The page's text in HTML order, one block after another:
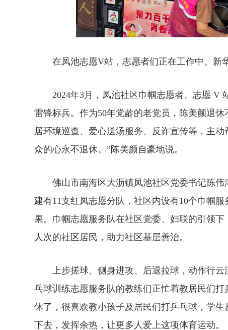
在凤池志愿V站，志愿者们正在工作中。新
2024年3月，凤池社区巾帼志愿者、志愿 V
雷锋标兵。作为50年党龄的老党员，陈美颜退
居环境巡查、爱心送汤服务、反诈宣传等，主
众的心永不退休。”陈美颜自豪地说。
佛山市南海区大沥镇凤池社区党委书记陈伟
建有11支红凤志愿分队，社区内设有10个巾帼
果。巾帼志愿服务队在社区党委、妇联的引领
人次的社区居民，助力社区基层善治。
上步搓球、侧身进攻、后退拉球，动作行云
乓球训练志愿服务队的教练们正忙着教居民们
休了，很喜欢教小孩子及居民们打乒乓球，学
下去，发挥余热，让更多人爱上这项体育运动。